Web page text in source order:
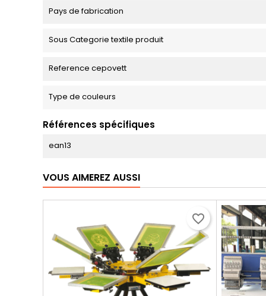
Pays de fabrication
Sous Categorie textile produit
Reference cepovett
Type de couleurs
Références spécifiques
ean13
VOUS AIMEREZ AUSSI
favorite_border